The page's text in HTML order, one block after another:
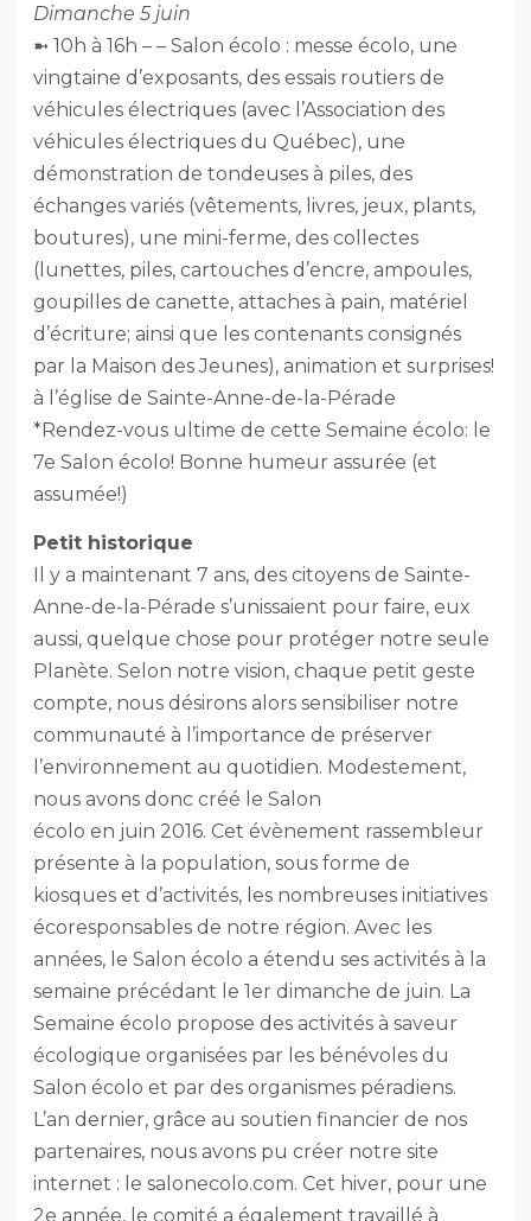
Dimanche 5 juin
➼ 10h à 16h – – Salon écolo : messe écolo, une
vingtaine d’exposants, des essais routiers de
véhicules électriques (avec l’Association des
véhicules électriques du Québec), une
démonstration de tondeuses à piles, des
échanges variés (vêtements, livres, jeux, plants,
boutures), une mini-ferme, des collectes
(lunettes, piles, cartouches d’encre, ampoules,
goupilles de canette, attaches à pain, matériel
d’écriture; ainsi que les contenants consignés
par la Maison des Jeunes), animation et surprises!
à l’église de Sainte-Anne-de-la-Pérade
*Rendez-vous ultime de cette Semaine écolo: le
7e Salon écolo! Bonne humeur assurée (et
assumée!)
Petit historique
Il y a maintenant 7 ans, des citoyens de Sainte-
Anne-de-la-Pérade s’unissaient pour faire, eux
aussi, quelque chose pour protéger notre seule
Planète. Selon notre vision, chaque petit geste
compte, nous désirons alors sensibiliser notre
communauté à l’importance de préserver
l’environnement au quotidien. Modestement,
nous avons donc créé le Salon
écolo en juin 2016. Cet évènement rassembleur
présente à la population, sous forme de
kiosques et d’activités, les nombreuses initiatives
écoresponsables de notre région. Avec les
années, le Salon écolo a étendu ses activités à la
semaine précédant le 1er dimanche de juin. La
Semaine écolo propose des activités à saveur
écologique organisées par les bénévoles du
Salon écolo et par des organismes péradiens.
L’an dernier, grâce au soutien financier de nos
partenaires, nous avons pu créer notre site
internet : le salonecolo.com. Cet hiver, pour une
2e année, le comité a également travaillé à